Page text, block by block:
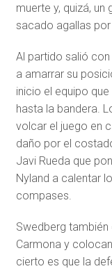
muerte y, quizá,
sacado agallas
Al partido salió
a amarrar su
inicio el equipo
hasta la bandera.
volcar el juego en
daño por el
Javi Rueda que
Nyland a calentar
compases.
Swedberg
Carmona y
cierto es que la